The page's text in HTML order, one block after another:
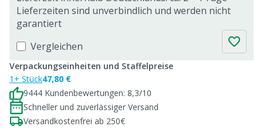
Lieferzeiten sind unverbindlich und werden nicht
garantiert
Vergleichen
Verpackungseinheiten und Staffelpreise
1+ Stück47,80 €
9444 Kundenbewertungen: 8,3/10
Schneller und zuverlässiger Versand
Versandkostenfrei ab 250€